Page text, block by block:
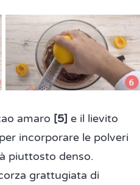
amaro [5] e il lievito
incorporare le polveri
piuttosto denso.
grattugiata di